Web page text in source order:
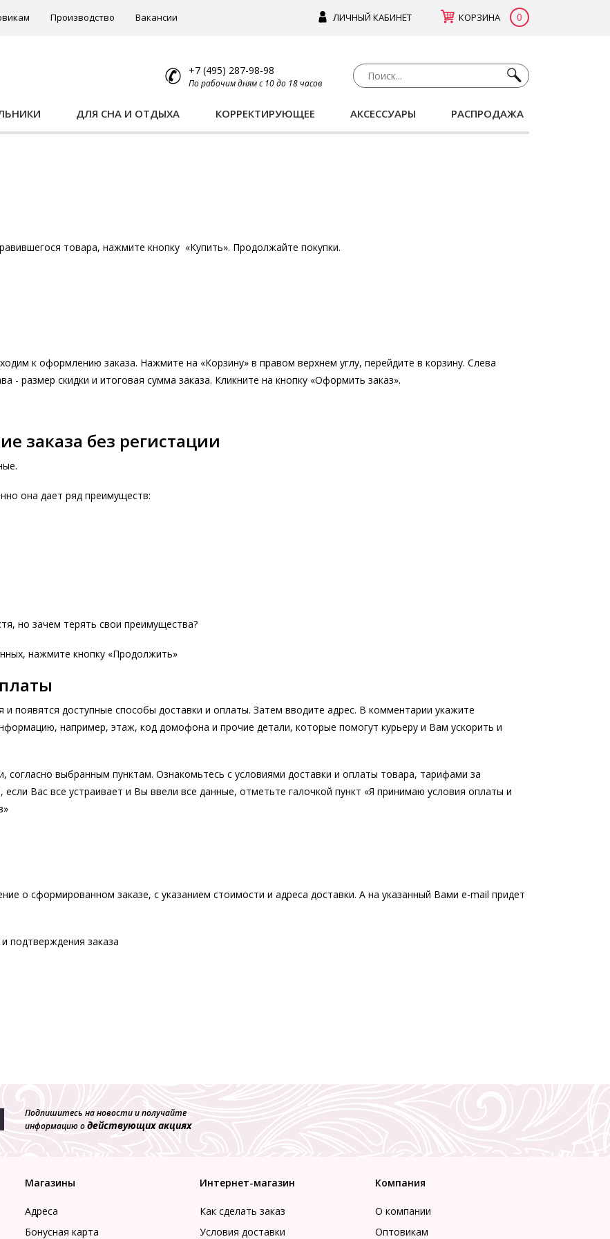
ЛИЧНЫЙ КАБИНЕТ КОРЗИНА 0
Производство Вакансии
+7 (495) 287-98-98
По рабочим дням с 10 до 18 часов
ДЛЯ СНА И ОТДЫХА КОРРЕКТИРУЮЩЕЕ АКСЕССУАРЫ РАСПРОДАЖА
товара, нажмите кнопку «Купить». Продолжайте покупки.
к оформлению заказа. Нажмите на «Корзину» в правом верхнем углу, перейдите в корзину. Слева
- размер скидки и итоговая сумма заказа. Кликните на кнопку «Оформить заказ».
заказа без регистации
она дает ряд преимуществ:
но зачем терять свои преимущества?
нажмите кнопку «Продолжить»
появятся доступные способы доставки и оплаты. Затем вводите адрес. В комментарии укажите
например, этаж, код домофона и прочие детали, которые помогут курьеру и Вам ускорить и
согласно выбранным пунктам. Ознакомьтесь с условиями доставки и оплаты товара, тарифами за
Вас все устраивает и Вы ввели все данные, отметьте галочкой пункт «Я принимаю условия оплаты и
о сформированном заказе, с указанием стоимости и адреса доставки. А на указанный Вами e-mail придет
подтверждения заказа
Подпишитесь на новости и получайте
информацию одействующих акциях
Магазины
Адреса
Бонусная карта
Интернет-магазин
Как сделать заказ
Условия доставки
Компания
О компании
Оптовикам